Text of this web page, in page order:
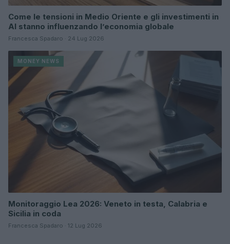
Come le tensioni in Medio Oriente e gli investimenti in
AI stanno influenzando l’economia globale
Francesca Spadaro · 24 Lug 2026
MONEY NEWS
Monitoraggio Lea 2026: Veneto in testa, Calabria e
Sicilia in coda
Francesca Spadaro · 12 Lug 2026